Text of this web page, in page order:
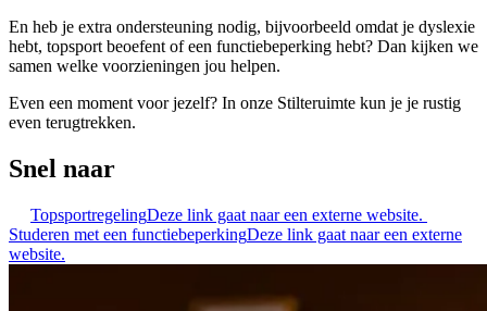
En heb je extra ondersteuning nodig, bijvoorbeeld omdat je dyslexie
hebt, topsport beoefent of een functiebeperking hebt? Dan kijken we
samen welke voorzieningen jou helpen.
Even een moment voor jezelf? In onze Stilteruimte kun je je rustig
even terugtrekken.
Snel naar
TopsportregelingDeze link gaat naar een externe website.
Studeren met een functiebeperkingDeze link gaat naar een externe
website.